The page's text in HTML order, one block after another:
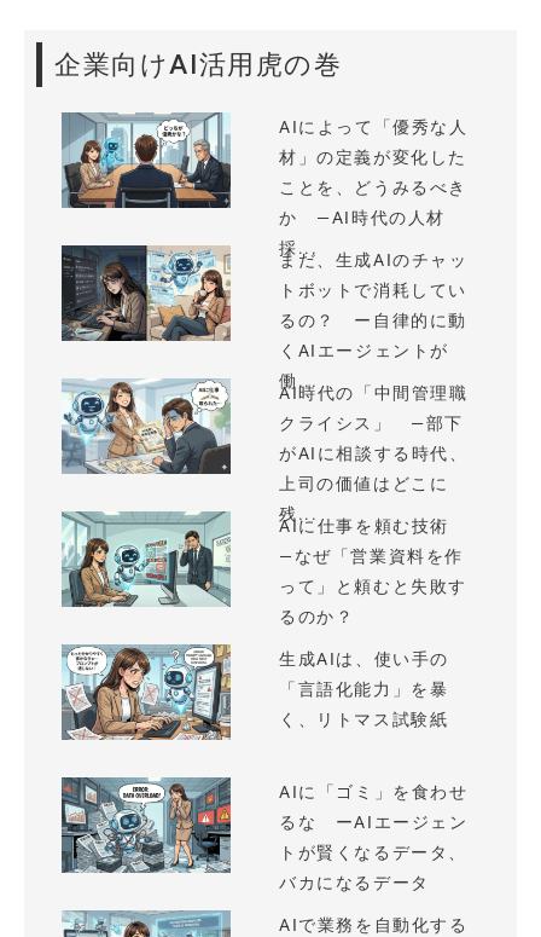
企業向けAI活用虎の巻
AIによって「優秀な人
材」の定義が変化した
ことを、どうみるべき
か —AI時代の人材
採...
まだ、生成AIのチャッ
トボットで消耗してい
るの？ ー自律的に動
くAIエージェントが
働...
AI時代の「中間管理職
クライシス」 —部下
がAIに相談する時代、
上司の価値はどこに
残...
AIに仕事を頼む技術
—なぜ「営業資料を作
って」と頼むと失敗す
るのか？
生成AIは、使い手の
「言語化能力」を暴
く、リトマス試験紙
AIに「ゴミ」を食わせ
るな ーAIエージェン
トが賢くなるデータ、
バカになるデータ
AIで業務を自動化する